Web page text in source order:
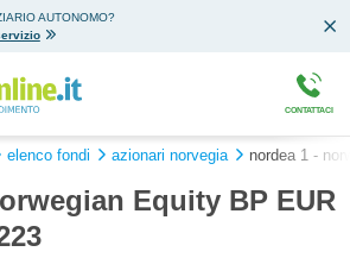
AUTONOMO?
CONTATTACI
elenco fondi azionari norvegia nordea 1 -
Equity BP EUR